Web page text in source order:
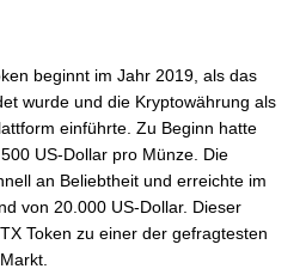
beginnt im Jahr 2019, als das
wurde und die Kryptowährung als
einführte. Zu Beginn hatte
US-Dollar pro Münze. Die
an Beliebtheit und erreichte im
von 20.000 US-Dollar. Dieser
Token zu einer der gefragtesten